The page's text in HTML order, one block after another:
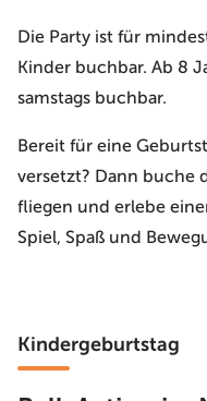
Die Party ist für
Kinder buchbar. Ab 8
samstags buchbar.
Bereit für eine
versetzt? Dann buche
fliegen und erlebe
Spiel, Spaß und
Kindergeburtstag